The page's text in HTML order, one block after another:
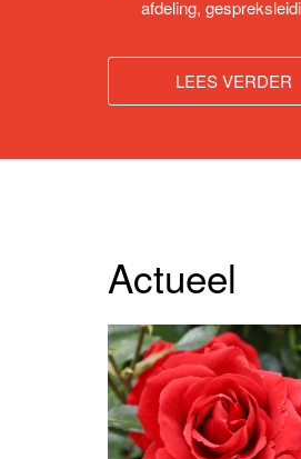
afdeling,
LEES VERDER
Actueel